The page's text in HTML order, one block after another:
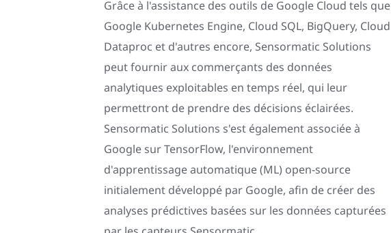
Grâce à l'assistance des outils de Google Cloud tels que
Google Kubernetes Engine, Cloud SQL, BigQuery, Cloud
Dataproc et d'autres encore, Sensormatic Solutions
peut fournir aux commerçants des données
analytiques exploitables en temps réel, qui leur
permettront de prendre des décisions éclairées.
Sensormatic Solutions s'est également associée à
Google sur TensorFlow, l'environnement
d'apprentissage automatique (ML) open-source
initialement développé par Google, afin de créer des
analyses prédictives basées sur les données capturées